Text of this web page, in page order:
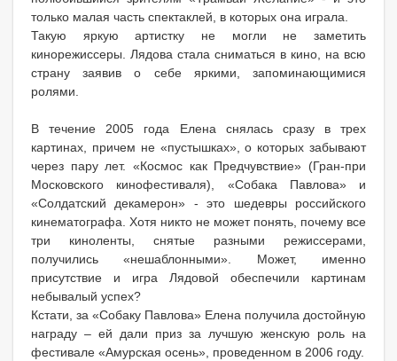
только малая часть спектаклей, в которых она играла.
Такую яркую артистку не могли не заметить
кинорежиссеры. Лядова стала сниматься в кино, на всю
страну заявив о себе яркими, запоминающимися
ролями.
В течение 2005 года Елена снялась сразу в трех
картинах, причем не «пустышках», о которых забывают
через пару лет. «Космос как Предчувствие» (Гран-при
Московского кинофестиваля), «Собака Павлова» и
«Солдатский декамерон» - это шедевры российского
кинематографа. Хотя никто не может понять, почему все
три киноленты, снятые разными режиссерами,
получились «нешаблонными». Может, именно
присутствие и игра Лядовой обеспечили картинам
небывалый успех?
Кстати, за «Собаку Павлова» Елена получила достойную
награду – ей дали приз за лучшую женскую роль на
фестивале «Амурская осень», проведенном в 2006 году.